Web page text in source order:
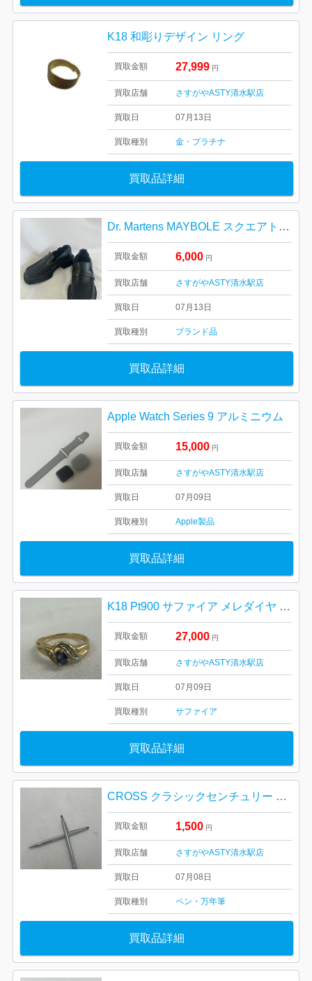
K18 和彫りデザイン リング
買取金額 27,999 円
買取店舗 さすがやASTY清水駅店
買取日 07月13日
買取種別 金・プラチナ
買取品詳細
Dr. Martens MAYBOLE スクエアトゥ ローファー
買取金額 6,000 円
買取店舗 さすがやASTY清水駅店
買取日 07月13日
買取種別 ブランド品
買取品詳細
Apple Watch Series 9 アルミニウム
買取金額 15,000 円
買取店舗 さすがやASTY清水駅店
買取日 07月09日
買取種別 Apple製品
買取品詳細
K18 Pt900 サファイア メレダイヤ コンビリング
買取金額 27,000 円
買取店舗 さすがやASTY清水駅店
買取日 07月09日
買取種別 サファイア
買取品詳細
CROSS クラシックセンチュリー 筆記具2本セット
買取金額 1,500 円
買取店舗 さすがやASTY清水駅店
買取日 07月08日
買取種別 ペン・万年筆
買取品詳細